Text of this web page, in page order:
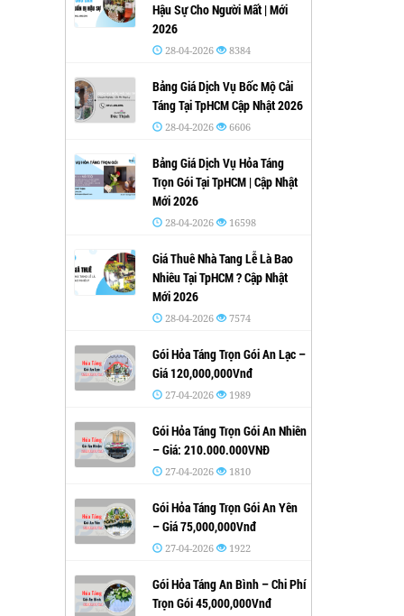
Hậu Sự Cho Người Mất | Mới
2026
28-04-2026 8384
Bảng Giá Dịch Vụ Bốc Mộ Cải
Táng Tại TpHCM Cập Nhật 2026
28-04-2026 6606
Bảng Giá Dịch Vụ Hỏa Táng
Trọn Gói Tại TpHCM | Cập Nhật
Mới 2026
28-04-2026 16598
Giá Thuê Nhà Tang Lễ Là Bao
Nhiêu Tại TpHCM ? Cập Nhật
Mới 2026
28-04-2026 7574
Gói Hỏa Táng Trọn Gói An Lạc –
Giá 120,000,000Vnđ
27-04-2026 1989
Gói Hỏa Táng Trọn Gói An Nhiên
– Giá: 210.000.000VNĐ
27-04-2026 1810
Gói Hỏa Táng Trọn Gói An Yên
– Giá 75,000,000Vnđ
27-04-2026 1922
Gói Hỏa Táng An Bình – Chi Phí
Trọn Gói 45,000,000Vnđ